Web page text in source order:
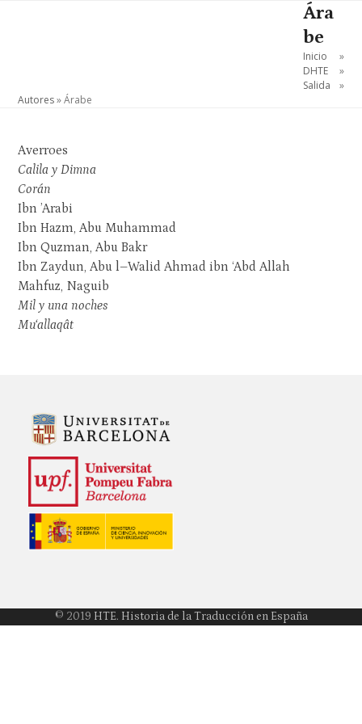
Ára
be
Inicio »
DHTE »
Salida »
Autores»Árabe
Averroes
Calila y Dimna
Corán
Ibn ’Arabi
Ibn Hazm, Abu Muhammad
Ibn Quzman, Abu Bakr
Ibn Zaydun, Abu l–Walid Ahmad ibn ‘Abd Allah
Mahfuz, Naguib
Mil y una noches
Mu‘allaqât
© 2019 HTE. Historia de la Traducción en España